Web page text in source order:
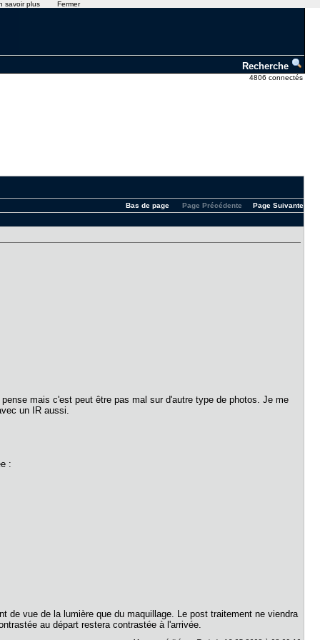
Recherche
4806 connectés
Page Suivante
Page Précédente
Bas de page
mais c'est peut être pas mal sur d'autre type de photos. Je me
un IR aussi.
:
de vue de la lumière que du maquillage. Le post traitement ne viendra
au départ restera contrastée à l'arrivée.
savoir plus Fermer